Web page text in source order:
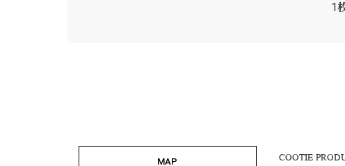
1
MAP COOTIE